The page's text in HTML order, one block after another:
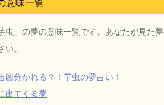
意味一覧
虫」の夢の意味一覧です。あなたが見た
い。
凶分かれる？！芋虫の夢占い！
出てくる夢